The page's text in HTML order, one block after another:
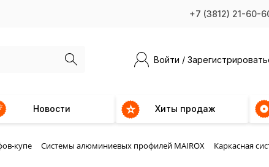
+7 (3812) 21-60-
Войти /
Новости Хиты продаж
купе Системы алюминиевых профилей MAIROX
Каркасная